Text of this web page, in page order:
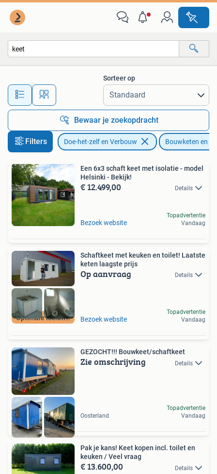
Alle afstanden…
Sorteer op
Bewaar je zoekopdracht
Filters Doe-het-zelf en Verbouw Bouwketen en
Een 6x3 schaft keet met isolatie - model
Helsinki - Bekijk!
€ 12.499,00 Details
Bezoek website
Topadvertentie
Vandaag
Optimale isolatie!
Schaftkeet met keuken en toilet! Laatste
keten laagste prijs
Op aanvraag Details
Bezoek website
Topadvertentie
Vandaag
GEZOCHT!!! Bouwkeet/schaftkeet
Zie omschrijving Details
Oosterland
Topadvertentie
Vandaag
Pak je kans! Keet kopen incl. toilet en
keuken / Veel vraag
€ 13.600,00 Details